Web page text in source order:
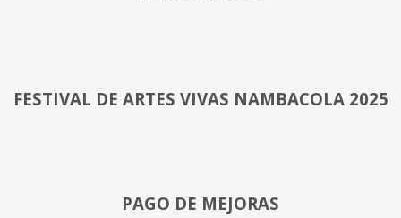
FESTIVAL DE ARTES VIVAS NAMBACOLA 2025
PAGO DE MEJORAS